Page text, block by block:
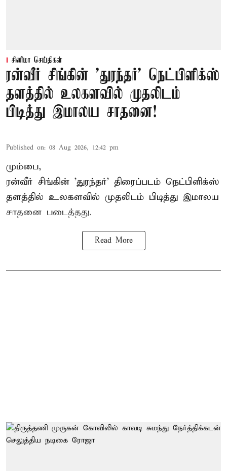
சினிமா செய்திகள்
ரன்வீர் சிங்கின் 'துரந்தர்' நெட்பிளிக்ஸ்
தளத்தில் உலகளவில் முதலிடம்
பிடித்து இமாலய சாதனை!
Published on: 08 Aug 2026, 12:42 pm
மும்பை,
ரன்வீர் சிங்கின் 'துரந்தர்' திரைப்படம் நெட்பிளிக்ஸ்
தளத்தில் உலகளவில் முதலிடம் பிடித்து இமாலய
சாதனை படைத்தது.
Read More